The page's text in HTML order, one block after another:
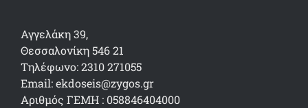
Αγγελάκη 39,
Θεσσαλονίκη 546 21
Τηλέφωνο: 2310 271055
Email: ekdoseis@zygos.gr
Αριθμός ΓΕΜΗ : 058846404000